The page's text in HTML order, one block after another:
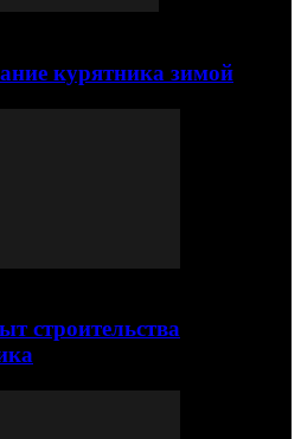
курятника зимой
строительства